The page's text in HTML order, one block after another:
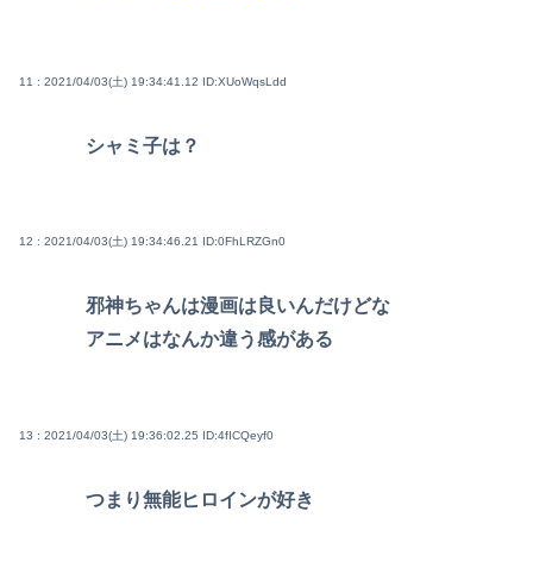
11 : 2021/04/03(土) 19:34:41.12 ID:XUoWqsLdd
シャミ子は？
12 : 2021/04/03(土) 19:34:46.21 ID:0FhLRZGn0
邪神ちゃんは漫画は良いんだけどな
アニメはなんか違う感がある
13 : 2021/04/03(土) 19:36:02.25 ID:4fICQeyf0
つまり無能ヒロインが好き